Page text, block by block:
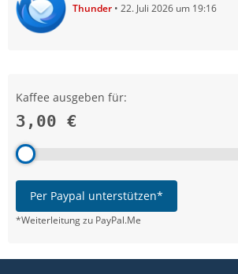
Thunder 22. Juli 2026 um 19:16
Kaffee ausgeben für:
3,00 €
Per Paypal unterstützen*
*Weiterleitung zu PayPal.Me